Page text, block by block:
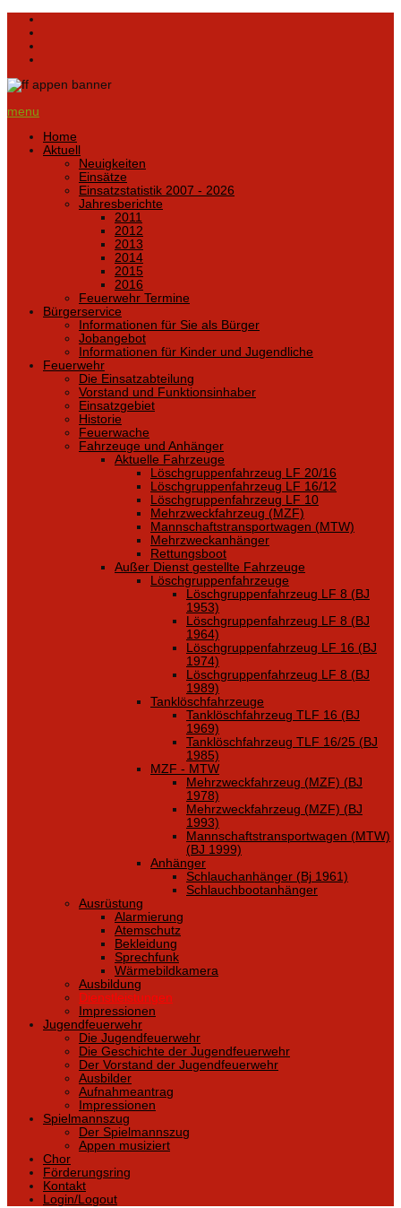
menu
Home
Aktuell
Neuigkeiten
Einsätze
Einsatzstatistik 2007 - 2026
Jahresberichte
2011
2012
2013
2014
2015
2016
Feuerwehr Termine
Bürgerservice
Informationen für Sie als Bürger
Jobangebot
Informationen für Kinder und Jugendliche
Feuerwehr
Die Einsatzabteilung
Vorstand und Funktionsinhaber
Einsatzgebiet
Historie
Feuerwache
Fahrzeuge und Anhänger
Aktuelle Fahrzeuge
Löschgruppenfahrzeug LF 20/16
Löschgruppenfahrzeug LF 16/12
Löschgruppenfahrzeug LF 10
Mehrzweckfahrzeug (MZF)
Mannschaftstransportwagen (MTW)
Mehrzweckanhänger
Rettungsboot
Außer Dienst gestellte Fahrzeuge
Löschgruppenfahrzeuge
Löschgruppenfahrzeug LF 8 (BJ
1953)
Löschgruppenfahrzeug LF 8 (BJ
1964)
Löschgruppenfahrzeug LF 16 (BJ
1974)
Löschgruppenfahrzeug LF 8 (BJ
1989)
Tanklöschfahrzeuge
Tanklöschfahrzeug TLF 16 (BJ
1969)
Tanklöschfahrzeug TLF 16/25 (BJ
1985)
MZF - MTW
Mehrzweckfahrzeug (MZF) (BJ
1978)
Mehrzweckfahrzeug (MZF) (BJ
1993)
Mannschaftstransportwagen (MTW)
(BJ 1999)
Anhänger
Schlauchanhänger (Bj 1961)
Schlauchbootanhänger
Ausrüstung
Alarmierung
Atemschutz
Bekleidung
Sprechfunk
Wärmebildkamera
Ausbildung
Dienstleistungen
Impressionen
Jugendfeuerwehr
Die Jugendfeuerwehr
Die Geschichte der Jugendfeuerwehr
Der Vorstand der Jugendfeuerwehr
Ausbilder
Aufnahmeantrag
Impressionen
Spielmannszug
Der Spielmannszug
Appen musiziert
Chor
Förderungsring
Kontakt
Login/Logout